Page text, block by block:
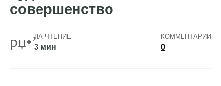
совершенство
НА ЧТЕНИЕ
3 мин
КОММЕНТАРИИ
0